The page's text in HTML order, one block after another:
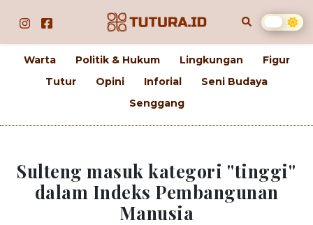
Warta Politik & Hukum Lingkungan
Figur
Tutur
Opini Inforial
Seni Budaya
Senggang
Sulteng masuk kategori ''tinggi''
dalam Indeks Pembangunan
Manusia